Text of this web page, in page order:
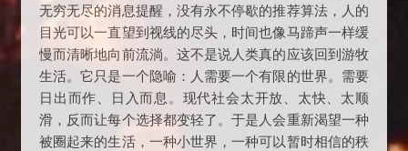
无穷无尽的消息提醒，没有永不停歇的推荐算法，人的
目光可以一直望到视线的尽头，时间也像马蹄声一样缓
慢而清晰地向前流淌。这不是说人类真的应该回到游牧
生活。它只是一个隐喻：人需要一个有限的世界。需要
日出而作、日入而息。现代社会太开放、太快、太顺
滑，反而让每个选择都变轻了。于是人会重新渴望一种
被圈起来的生活，一种小世界，一种可以暂时相信的秩